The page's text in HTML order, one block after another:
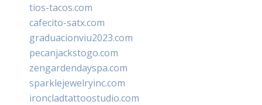
tios-tacos.com
cafecito-satx.com
graduacionviu2023.com
pecanjackstogo.com
zengardendayspa.com
sparklejewelryinc.com
ironcladtattoostudio.com